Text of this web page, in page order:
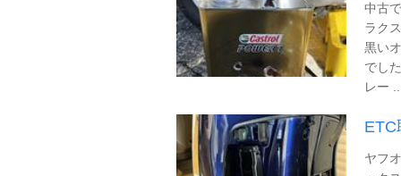
中古
ラク
黒い
でし
レー
ETC
ヤフ